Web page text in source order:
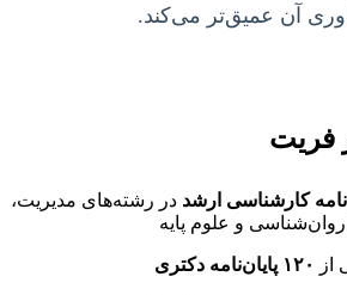
آن عمیق‌تر می‌کند.
در رشته‌های مدیریت،
و علوم پایه
از ۱۲۰ پایان‌نامه دکتری